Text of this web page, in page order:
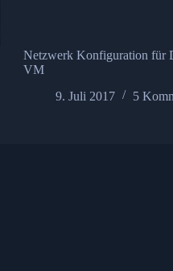
Netzwerk Konfiguration für
VM
9. Juli 2017
5